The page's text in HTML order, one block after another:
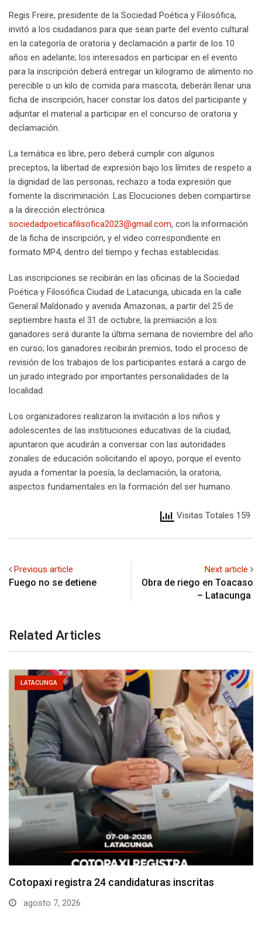
Regis Freire, presidente de la Sociedad Poética y Filosófica,
invitó a los ciudadanos para que sean parte del evento cultural
en la categoría de oratoria y declamación a partir de los 10
años en adelante; los interesados en participar en el evento
para la inscripción deberá entregar un kilogramo de alimento no
perecible o un kilo de comida para mascota, deberán llenar una
ficha de inscripción, hacer constar los datos del participante y
adjuntar el material a participar en el concurso de oratoria y
declamación.
La temática es libre, pero deberá cumplir con algunos
preceptos, la libertad de expresión bajo los límites de respeto a
la dignidad de las personas, rechazo a toda expresión que
fomente la discriminación. Las Elocuciones deben compartirse
a la dirección electrónica
sociedadpoeticafilisofica2023@gmail.com, con la información
de la ficha de inscripción, y el video correspondiente en
formato MP4, dentro del tiempo y fechas establecidas.
Las inscripciones se recibirán en las oficinas de la Sociedad
Poética y Filosófica Ciudad de Latacunga, ubicada en la calle
General Maldonado y avenida Amazonas, a partir del 25 de
septiembre hasta el 31 de octubre, la premiación a los
ganadores será durante la última semana de noviembre del año
en curso; los ganadores recibirán premios, todo el proceso de
revisión de los trabajos de los participantes estará a cargo de
un jurado integrado por importantes personalidades de la
localidad.
Los organizadores realizaron la invitación a los niños y
adolescentes de las instituciones educativas de la ciudad,
apuntaron que acudirán a conversar con las autoridades
zonales de educación solicitando el apoyo, porque el evento
ayuda a fomentar la poesía, la declamación, la oratoria,
aspectos fundamentales en la formación del ser humano.
Visitas Totales 159
Previous article
Fuego no se detiene
Next article
Obra de riego en Toacaso
– Latacunga
Related Articles
LATACUNGA
Parque Nacional Cotopaxi espera alta afluencia de
visitantes…